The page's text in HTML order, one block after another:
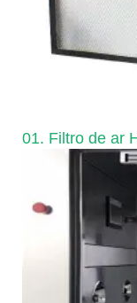
01. Filtro de ar